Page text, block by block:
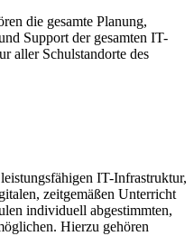
die gesamte Planung,
Support der gesamten IT-
aller Schulstandorte des
IT-Infrastruktur,
zeitgemäßen Unterricht
individuell abgestimmten,
Hierzu gehören